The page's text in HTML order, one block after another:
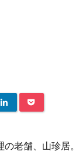
の老舗、山珍居